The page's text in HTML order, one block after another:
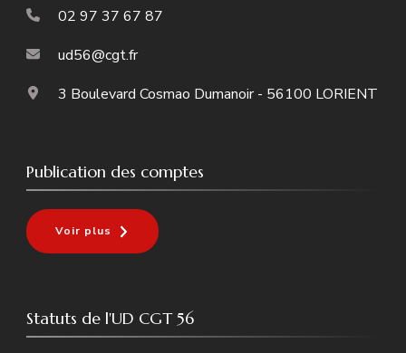
02 97 37 67 87
ud56@cgt.fr
3 Boulevard Cosmao Dumanoir - 56100 LORIENT
Publication des comptes
Voir plus
Statuts de l'UD CGT 56